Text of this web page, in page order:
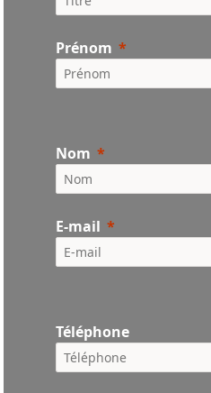
Prénom
Nom
E-mail
Téléphone